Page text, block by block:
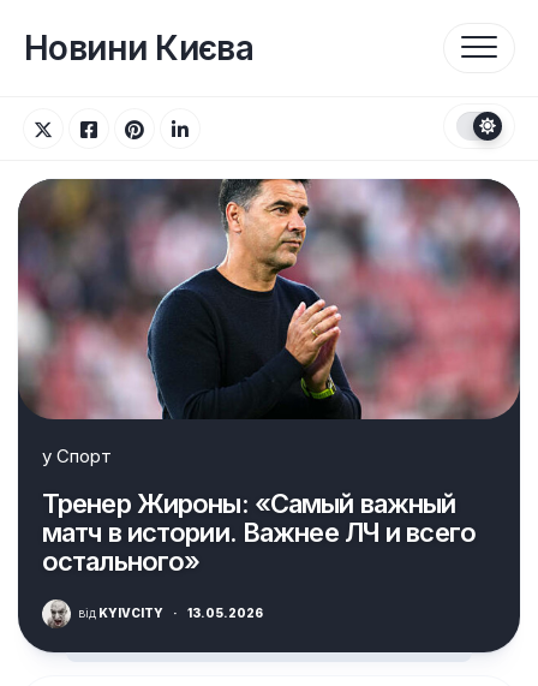
вмістуНовини Києва
у Спорт
Тренер Жироны: «Самый важный
матч в истории. Важнее ЛЧ и всего
остального»
від KYIVCITY · 13.05.2026